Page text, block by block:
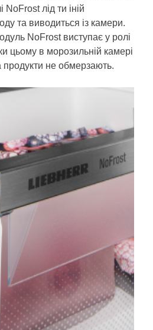
лід ти іній
та виводиться із камери.
NoFrost виступає у ролі
цьому в морозильній камері
продукти не обмерзають.